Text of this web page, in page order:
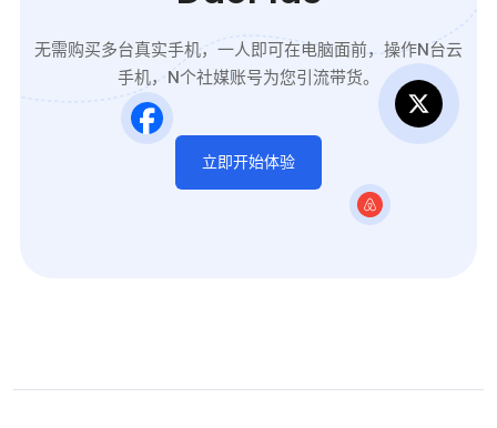
无需购买多台真实手机，一人即可在电脑面前，操作N台云
手机，N个社媒账号为您引流带货。
立即开始体验